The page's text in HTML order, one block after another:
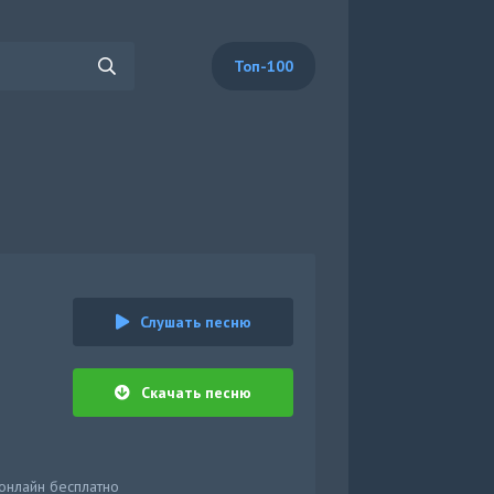
Топ-100
Слушать песню
Скачать песню
бесплатно